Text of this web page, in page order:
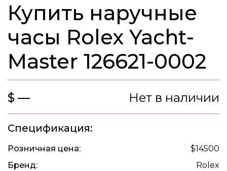
Купить наручные
часы Rolex Yacht-
Master 126621-0002
$ — Нет в наличии
Спецификация:
Розничная цена:
$14500
Бренд:
Rolex